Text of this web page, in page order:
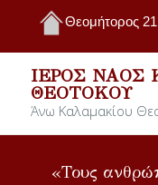
Θεομήτορος
ΙΕΡΌΣ ΝΑΌΣ
ΘΕΟΤΌΚΟΥ
Άνω Καλαμακίου
«Τους